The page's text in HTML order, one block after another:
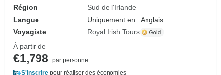
Région
Sud de l'Irlande
Langue
Uniquement en : Anglais
Voyagiste
Royal Irish Tours
À partir de
€1,798
par personne
S'inscrire pour réaliser des économies